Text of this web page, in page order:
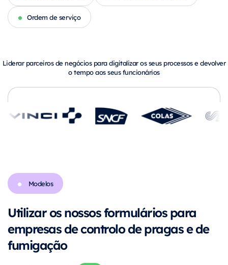
Ordem de serviço
Liderar parceiros de negócios para digitalizar os seus processos e devolver
o tempo aos seus funcionários
Modelos
Utilizar os nossos formulários para
empresas de controlo de pragas e de
fumigação